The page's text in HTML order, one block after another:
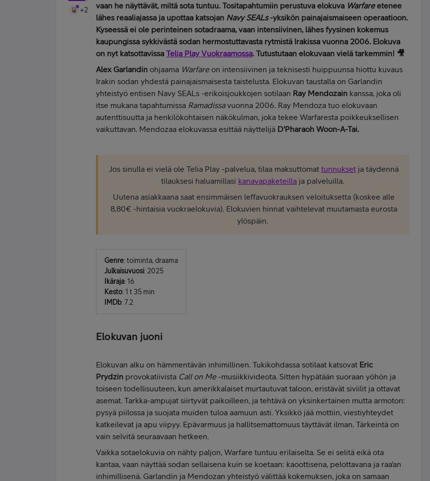
+2
vaan he näyttävät, miltä sota tuntuu. Tositapahtumiin perustuva elokuva Warfareetenee
lähes reaaliajassa ja upottaa katsojan Navy SEALs-yksikön painajaismaiseen operaatioon.
Kyseessä ei ole perinteinen sotadraama, vaan intensiivinen, lähes fyysinen kokemus
kaupungissa sykkivästä sodan hermostuttavasta rytmistä Irakissa vuonna 2006. Elokuva
on nyt katsottavissa Telia Play Vuokraamossa. Tutustutaan elokuvaan vielä tarkemmin! 🎥
Alex Garlandin ohjaama Warfareon intensiivinen ja teknisesti huippuunsa hiottu kuvaus
Irakin sodan yhdestä painajaismaisesta taistelusta. Elokuvan taustalla on Garlandin
yhteistyö entisen Navy SEALs -erikoisjoukkojen sotilaan Ray Mendozain kanssa, joka oli
itse mukana tapahtumissa Ramadissavuonna 2006. Ray Mendoza tuo elokuvaan
autenttisuutta ja henkilökohtaisen näkökulman, joka tekee Warfaresta poikkeuksellisen
vaikuttavan. Mendozaa elokuvassa esittää näyttelijä D'Pharaoh Woon-A-Tai.
Jos sinulla ei vielä ole Telia Play -palvelua, tilaa maksuttomat tunnuksetja täydennä
tilauksesi haluamillasi kanavapaketeilla ja palveluilla.
Uutena asiakkaana saat ensimmäisen leffavuokrauksen veloituksetta (koskee alle
8,80€ -hintaisia vuokraelokuvia). Elokuvien hinnat vaihtelevat muutamasta eurosta
ylöspäin.
Genre: toiminta, draama
Julkaisuvuosi: 2025
Ikäraja: 16
Kesto: 1 t 35 min
IMDb: 7.2
Elokuvan juoni
Elokuvan alku on hämmentävän inhimillinen. Tukikohdassa sotilaat katsovat Eric
Prydzin provokatiivista Call on Me-musiikkivideota. Sitten hypätään suoraan yöhön ja
toiseen todellisuuteen, kun amerikkalaiset murtautuvat taloon, eristävät siviilit ja ottavat
asemat. Tarkka-ampujat siirtyvät paikoilleen, ja tehtävä on yksinkertainen mutta armoton:
pysyä piilossa ja suojata muiden tuloa aamuun asti. Yksikkö jää mottiin, viestiyhteydet
katkeilevat ja apu viipyy. Epävarmuus ja hallitsemattomuus täyttävät ilman. Tärkeintä on
vain selvitä seuraavaan hetkeen.
Vaikka sotaelokuvia on nähty paljon, Warfare tuntuu erilaiselta. Se ei selitä eikä ota
kantaa, vaan näyttää sodan sellaisena kuin se koetaan: kaoottisena, pelottavana ja raa'an
inhimillisenä. Garlandin ja Mendozan yhteistyö välittää kokemuksen, joka on samaan